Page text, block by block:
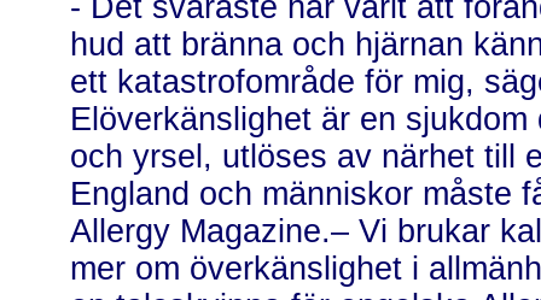
- Det svåraste har varit att
hud att bränna och hjärnan
ett katastrofområde för mig,
Elöverkänslighet är en
och yrsel, utlöses av närhet till
England och människor måste
Allergy Magazine.– Vi brukar
mer om överkänslighet i